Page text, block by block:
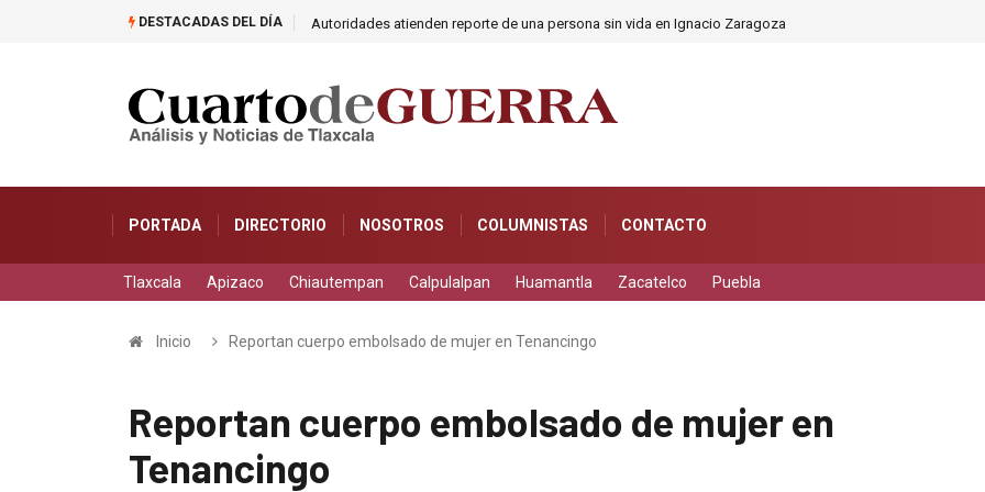
DESTACADAS DEL DÍA Autoridades atienden reporte de una persona sin vida en Ignacio Zaragoza
PORTADA DIRECTORIO NOSOTROS COLUMNISTAS CONTACTO
Tlaxcala Apizaco Chiautempan Calpulalpan Huamantla Zacatelco Puebla
Inicio Reportan cuerpo embolsado de mujer en Tenancingo
Reportan cuerpo embolsado de mujer en
Tenancingo